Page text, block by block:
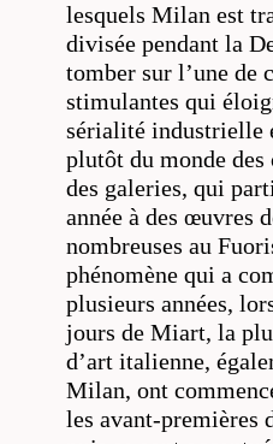
lesquels Milan est
divisée pendant la
tomber sur l’une de
stimulantes qui
sérialité industrielle
plutôt du monde
des galeries, qui
année à des œuvres
nombreuses au
phénomène qui a
plusieurs années,
jours de Miart, la
d’art italienne,
Milan, ont
les avant-premières